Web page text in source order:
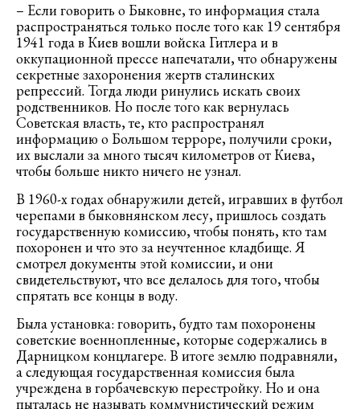
– Если говорить о Быковне, то информация стала
распространяться только после того как 19 сентября
1941 года в Киев вошли войска Гитлера и в
оккупационной прессе напечатали, что обнаружены
секретные захоронения жертв сталинских
репрессий. Тогда люди ринулись искать своих
родственников. Но после того как вернулась
Советская власть, те, кто распространял
информацию о Большом терроре, получили сроки,
их выслали за много тысяч километров от Киева,
чтобы больше никто ничего не узнал.
В 1960-х годах обнаружили детей, игравших в футбол
черепами в быковнянском лесу, пришлось создать
государственную комиссию, чтобы понять, кто там
похоронен и что это за неучтенное кладбище. Я
смотрел документы этой комиссии, и они
свидетельствуют, что все делалось для того, чтобы
спрятать все концы в воду.
Была установка: говорить, будто там похоронены
советские военнопленные, которые содержались в
Дарницком концлагере. В итоге землю подравняли,
а следующая государственная комиссия была
учреждена в горбачевскую перестройку. Но и она
пыталась не называть коммунистический режим